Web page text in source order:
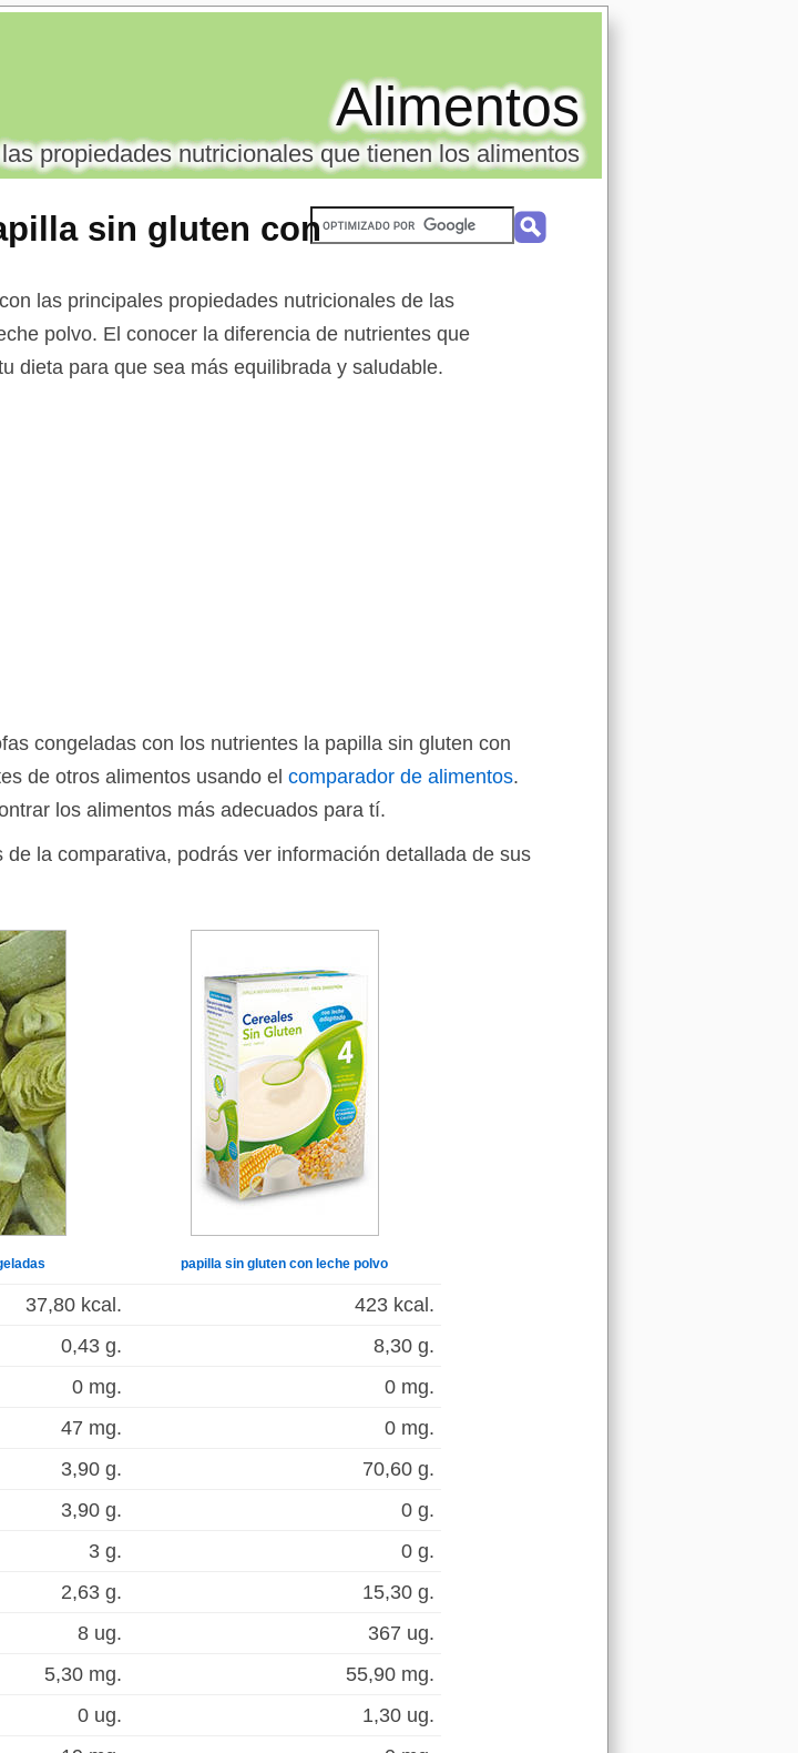
sin gluten con
Alimentos
propiedades nutricionales que tienen los alimentos
las principales propiedades nutricionales de las
polvo. El conocer la diferencia de nutrientes que
dieta para que sea más equilibrada y saludable.
congeladas con los nutrientes la papilla sin gluten con
de otros alimentos usando el comparador de alimentos.
los alimentos más adecuados para tí.
la comparativa, podrás ver información detallada de sus
papilla sin gluten con leche polvo
37,80 kcal.
423 kcal.
0,43 g.
8,30 g.
0 mg.
0 mg.
47 mg.
0 mg.
3,90 g.
70,60 g.
3,90 g.
0 g.
3 g.
0 g.
2,63 g.
15,30 g.
8 ug.
367 ug.
5,30 mg.
55,90 mg.
0 ug.
1,30 ug.